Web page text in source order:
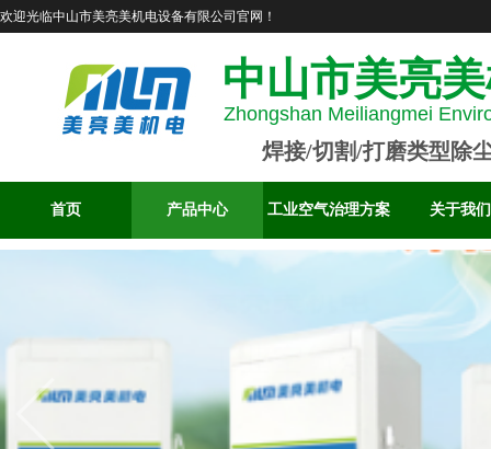
中山市美亮
Zhongshan Meiliangmei
焊接/切割/打磨类型除
欢迎光临中山市美亮美机电设备有限公司官网！
首页 产品中心 工业空气治理方案 关于我们